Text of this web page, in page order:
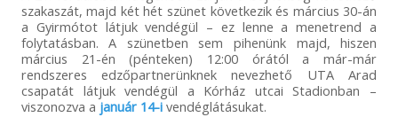
szakaszát, majd két hét szünet következik és március 30-án
a Gyirmótot látjuk vendégül – ez lenne a menetrend a
folytatásban. A szünetben sem pihenünk majd, hiszen
március 21-én (pénteken) 12:00 órától a már-már
rendszeres edzőpartnerünknek nevezhető UTA Arad
csapatát látjuk vendégül a Kórház utcai Stadionban –
viszonozva a január 14-ivendéglátásukat.